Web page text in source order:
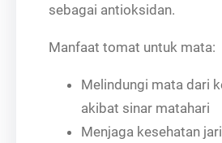
sebagai antioksidan.
Manfaat tomat untuk mata:
Melindungi mata dari
akibat sinar matahari
Menjaga kesehatan